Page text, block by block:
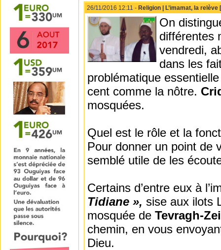
26/11/2016 12:11 - Religion | L’imamat, la
On
différentes
vendredi,
dans les
problématique
cent comme la nôtre.
mosquées.
Quel est le rôle et la
Pour donner un point de
semblé utile de les
Certains d’entre eux à
Tidiane », sise aux ilots
mosquée de Tevragh-
chemin, en vous
Dieu.